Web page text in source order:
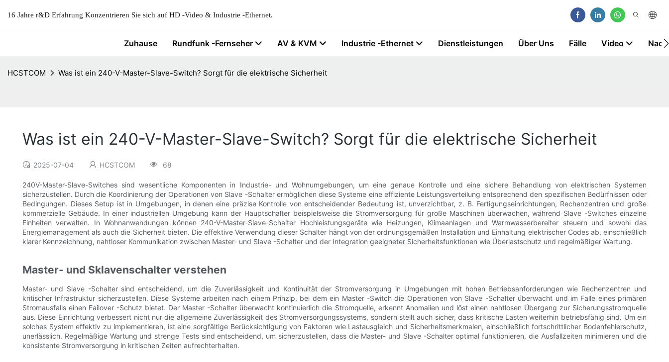
16 Jahre r&D Erfahrung Konzentrieren Sie sich auf HD -Video & Industrie -Ethernet.
Zuhause Rundfunk -Fernseher AV & KVM Industrie -Ethernet Dienstleistungen Über Uns Fälle Video
HCSTCOM Was ist ein 240-V-Master-Slave-Switch? Sorgt für die elektrische Sicherheit
Was ist ein 240-V-Master-Slave-Switch? Sorgt für die elektrische Sicherheit
2025-07-04 HCSTCOM 68
240V-Master-Slave-Switches sind wesentliche Komponenten in Industrie- und Wohnumgebungen, um eine genaue Kontrolle und eine sichere Behandlung von elektrischen Systemen
sicherzustellen. Durch die Koordinierung der Operationen von Slave -Schalter ermöglichen diese Systeme eine effiziente Leistungsverteilung entsprechend den spezifischen Bedürfnissen oder
Bedingungen. Dieses Setup ist in Umgebungen, in denen eine präzise Kontrolle von entscheidender Bedeutung ist, unverzichtbar, z. B. Fertigungseinrichtungen, Rechenzentren und große
kommerzielle Gebäude. In einer industriellen Umgebung kann der Hauptschalter beispielsweise die Stromversorgung für große Maschinen überwachen, während Slave -Switches einzelne
Einheiten verwalten. In Wohnanwendungen können 240-V-Master-Slave-Schalter Hochleistungsgeräte wie Heizungen, Klimaanlagen und Warmwasserbereiter steuern und sowohl das
Energiemanagement als auch die Sicherheit bieten. Die effektive Verwendung dieser Schalter hängt von der ordnungsgemäßen Installation und Einhaltung elektrischer Codes ab, einschließlich
klarer Kennzeichnung, nahtloser Kommunikation zwischen Master- und Slave -Schalter und der Integration geeigneter Sicherheitsfunktionen wie Überlastschutz und regelmäßiger Wartung.
Master- und Sklavenschalter verstehen
Master- und Slave -Schalter sind entscheidend, um die Zuverlässigkeit und Kontinuität der Stromversorgung in Umgebungen mit hohen Betriebsanforderungen wie Rechenzentren und
kritischer Infrastruktur sicherzustellen. Diese Systeme arbeiten nach einem Prinzip, bei dem ein Master -Switch die Operationen von Slave -Schalter überwacht und im Falle eines primären
Stromausfalls einen Failover -Schutz bietet. Der Master -Schalter überwacht kontinuierlich die Stromquelle, erkennt Anomalien und löst einen nahtlosen Übergang zur Sicherungsstromquelle
aus. Diese Einrichtung verbessert nicht nur die allgemeine Zuverlässigkeit des Stromversorgungssystems, sondern stellt auch sicher, dass kritische Lasten weiterhin betriebsfähig sind. Um ein
solches System effektiv zu implementieren, ist eine sorgfältige Berücksichtigung von Faktoren wie Lastausgleich und Sicherheitsmerkmalen, einschließlich fortschrittlicher Bodenfehlerschutz,
unerlässlich. Regelmäßige Wartung und strenge Tests sind entscheidend, um sicherzustellen, dass die Master- und Slave -Schalter optimal funktionieren, die Ausfallzeiten minimieren und die
konsistente Stromversorgung in kritischen Zeiten aufrechterhalten.